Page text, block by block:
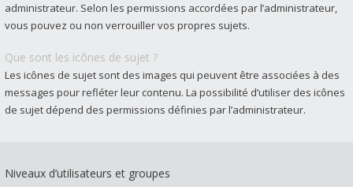
administrateur. Selon les permissions accordées par l’administrateur,
vous pouvez ou non verrouiller vos propres sujets.
Que sont les icônes de sujet ?
Les icônes de sujet sont des images qui peuvent être associées à des
messages pour refléter leur contenu. La possibilité d’utiliser des icônes
de sujet dépend des permissions définies par l’administrateur.
Niveaux d’utilisateurs et groupes